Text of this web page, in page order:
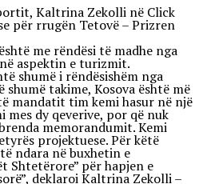
Kaltrina Zekolli në Click
për rrugën Tetovë – Prizren
me rëndësi të madhe nga
aspektin e turizmit.
shumë i rëndësishëm nga
shumë takime, Kosova është më
mandatit tim kemi hasur në një
mes dy qeverive, por që nuk
memorandumit. Kemi
projektuese. Për këtë
ndara në buxhetin e
Shtetërore” për hapjen e
deklaroi Kaltrina Zekolli –